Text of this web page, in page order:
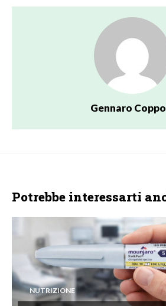
Gennaro
Potrebbe interessarti
NUTRIZIONE